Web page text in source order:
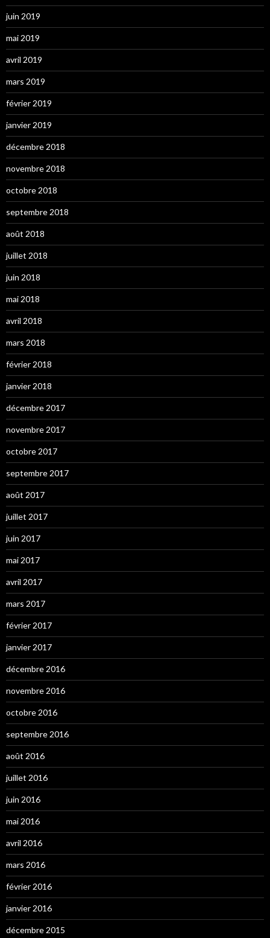
juin 2019
mai 2019
avril 2019
mars 2019
février 2019
janvier 2019
décembre 2018
novembre 2018
octobre 2018
septembre 2018
août 2018
juillet 2018
juin 2018
mai 2018
avril 2018
mars 2018
février 2018
janvier 2018
décembre 2017
novembre 2017
octobre 2017
septembre 2017
août 2017
juillet 2017
juin 2017
mai 2017
avril 2017
mars 2017
février 2017
janvier 2017
décembre 2016
novembre 2016
octobre 2016
septembre 2016
août 2016
juillet 2016
juin 2016
mai 2016
avril 2016
mars 2016
février 2016
janvier 2016
décembre 2015